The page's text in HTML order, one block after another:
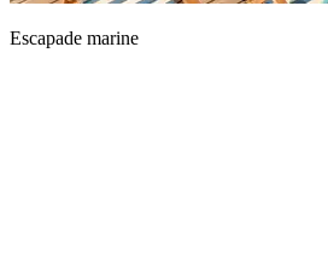
Escapade marine